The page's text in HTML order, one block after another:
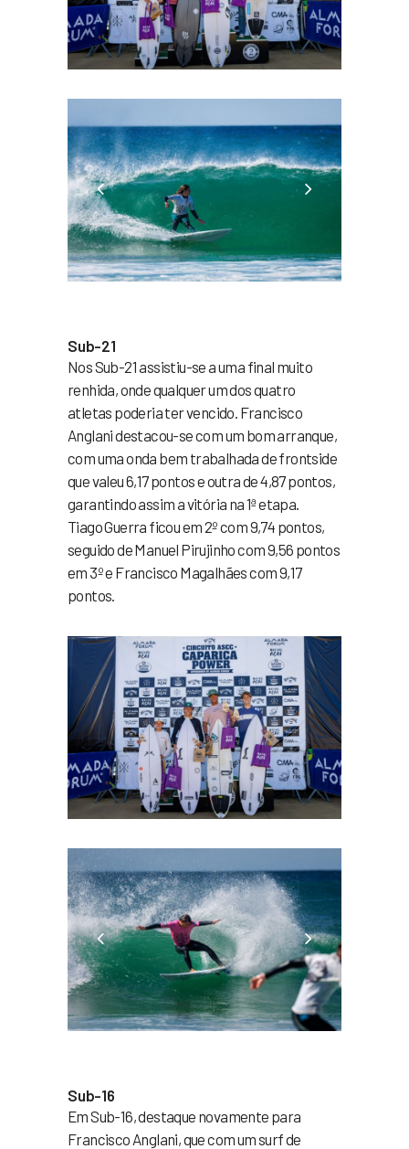
Sub-21
Nos Sub-21 assistiu-se a uma final muito
renhida, onde qualquer um dos quatro
atletas poderia ter vencido. Francisco
Anglani destacou-se com um bom arranque,
com uma onda bem trabalhada de frontside
que valeu 6,17 pontos e outra de 4,87 pontos,
garantindo assim a vitória na 1ª etapa.
Tiago Guerra ficou em 2º com 9,74 pontos,
seguido de Manuel Pirujinho com 9,56 pontos
em 3º e Francisco Magalhães com 9,17
pontos.
Sub-16
Em Sub-16, destaque novamente para
Francisco Anglani, que com um surf de